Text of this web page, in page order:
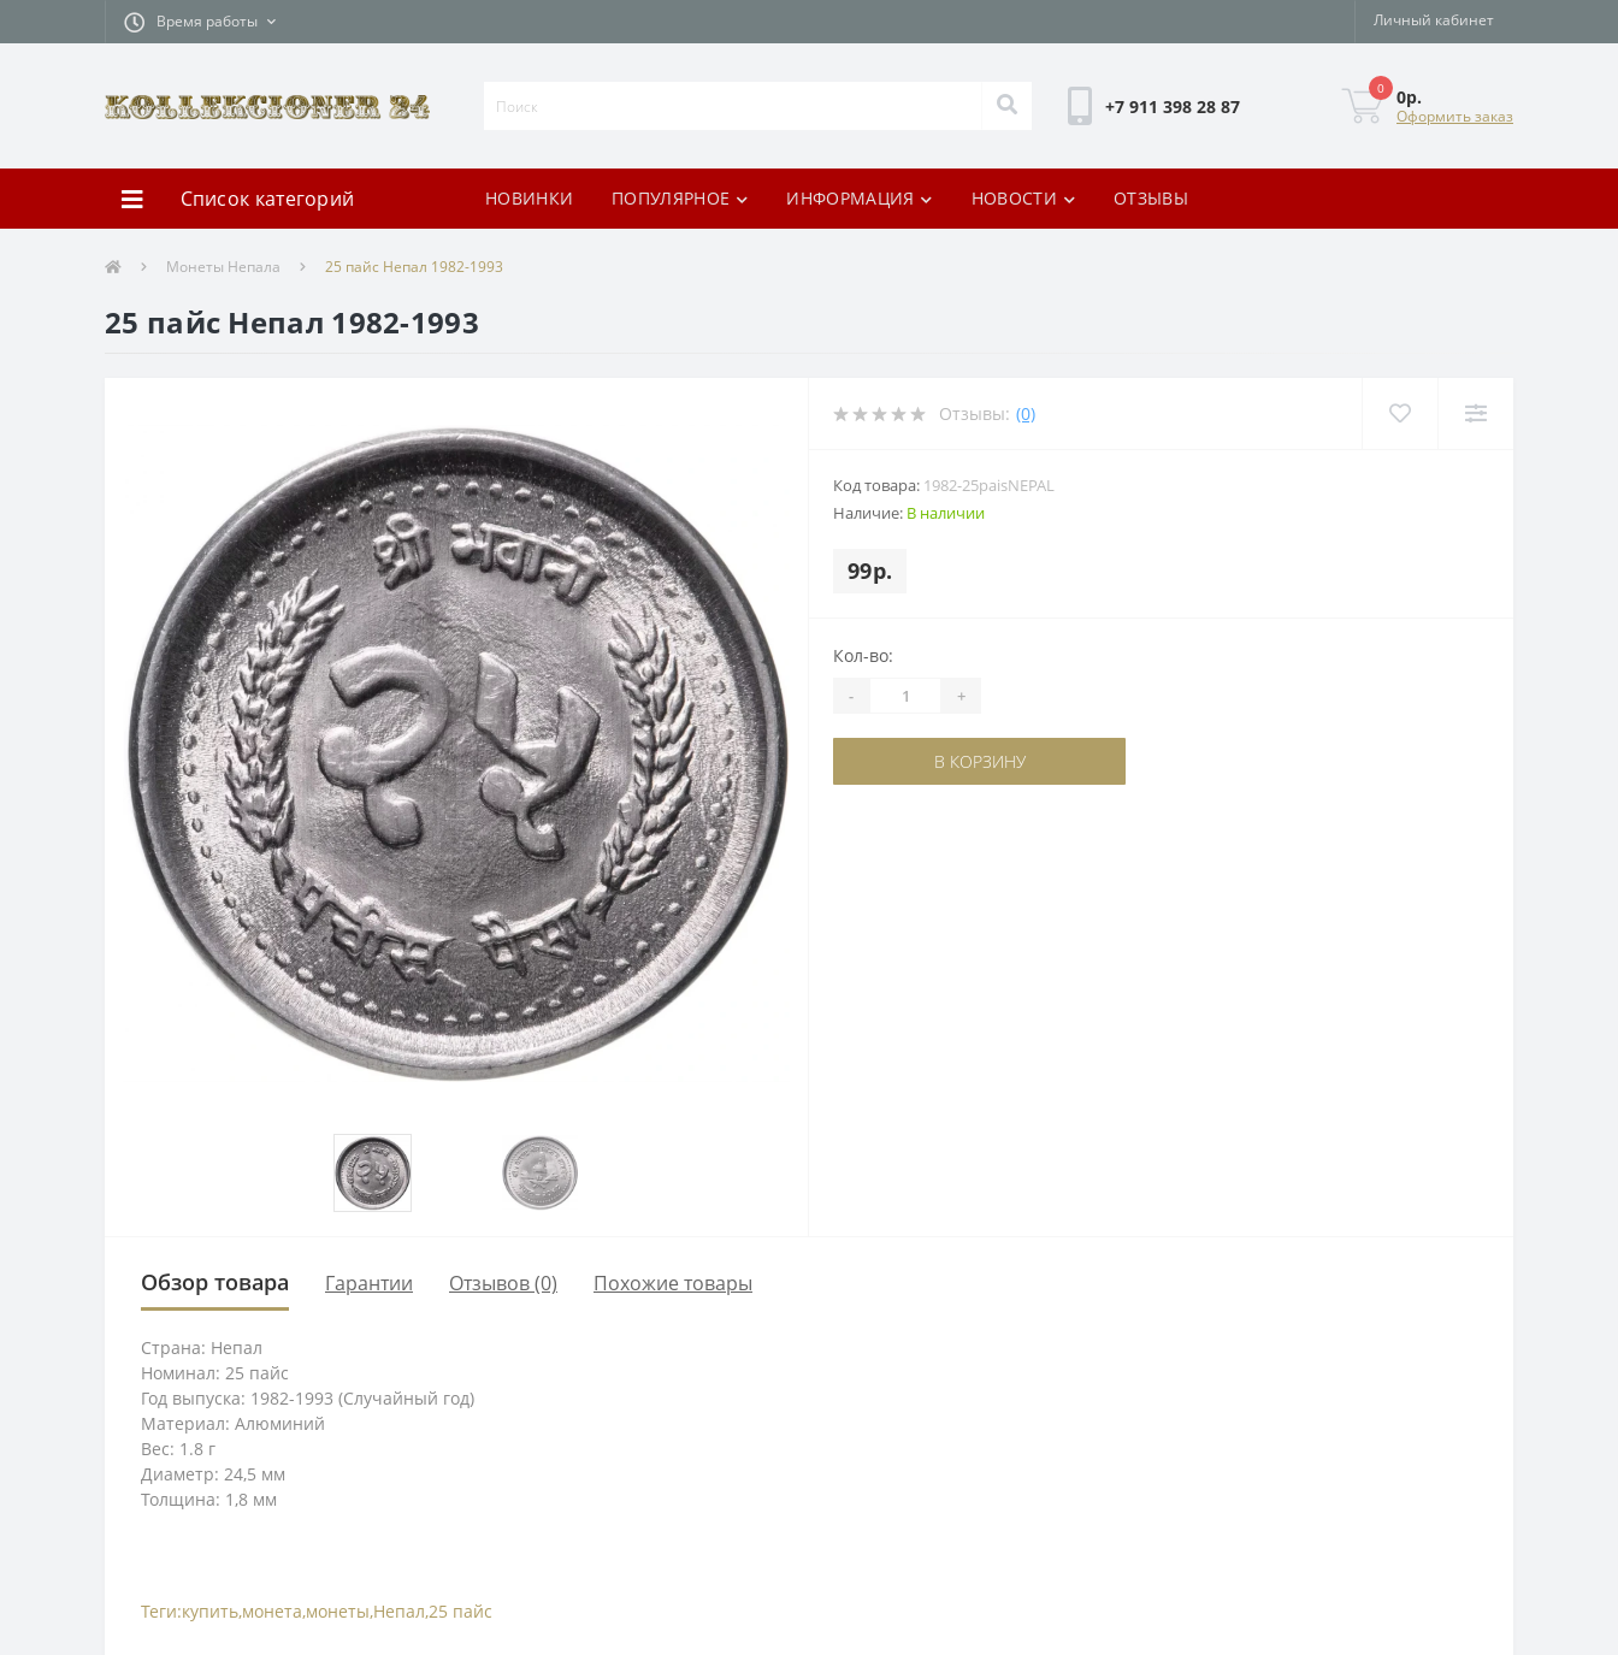
Время работы Личный кабинет
+7 911 398 28 87
0 0р.
Оформить заказ
Список категорий НОВИНКИ ПОПУЛЯРНОЕ ИНФОРМАЦИЯ НОВОСТИ ОТЗЫВЫ
Монеты Непала 25 пайс Непал 1982-1993
25 пайс Непал 1982-1993
Отзывы: (0)
Код товара: 1982-25paisNEPAL
Наличие: В наличии
99р.
Кол-во:
- +
В КОРЗИНУ
Обзор товара Гарантии Отзывов (0) Похожие товары
Страна: Непал
Номинал: 25 пайс
Год выпуска: 1982-1993 (Случайный год)
Материал: Алюминий
Вес: 1.8 г
Диаметр: 24,5 мм
Толщина: 1,8 мм
Теги:купить,монета,монеты,Непал,25 пайс